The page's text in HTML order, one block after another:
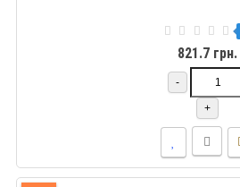
821.7 грн.
-
+